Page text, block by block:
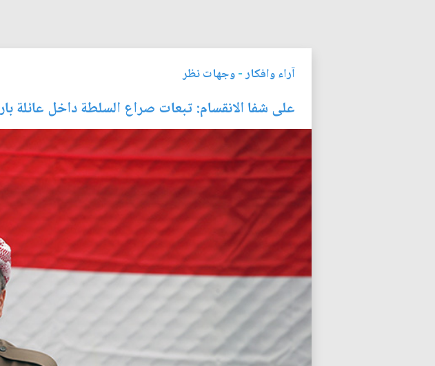
آراء وافكار-وجهات نظر
على شفا الانقسام: تبعات صراع السلطة داخل عائلة